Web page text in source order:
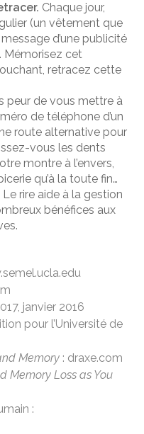
Chaque jour,
(un vêtement que
d’une publicité
Mémorisez cet
retracez cette
peur de vous mettre à
de téléphone d’un
route alternative pour
vous les dents
montre à l’envers,
qu’à la toute fin…
rire aide à la gestion
bénéfices aux
janvier 2016
pour l’Université de
Memory : draxe.com
Memory Loss as You
: